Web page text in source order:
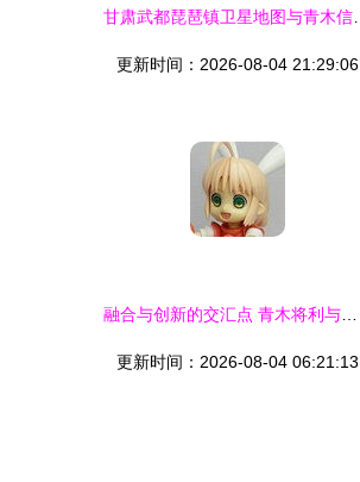
更新时间：2026-08-04 21:29:06
更新时间：2026-08-04 06:21:13